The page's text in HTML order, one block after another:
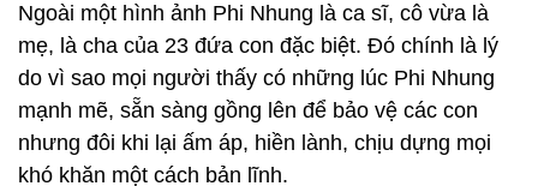
Ngoài một hình ảnh Phi Nhung là ca sĩ, cô vừa là
mẹ, là cha của 23 đứa con đặc biệt. Đó chính là lý
do vì sao mọi người thấy có những lúc Phi Nhung
mạnh mẽ, sẵn sàng gồng lên để bảo vệ các con
nhưng đôi khi lại ấm áp, hiền lành, chịu dựng mọi
khó khăn một cách bản lĩnh.